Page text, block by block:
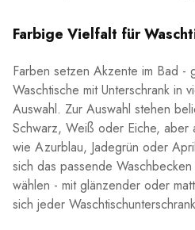
Farbige Vielfalt für
Farben setzen Akzente im Bad -
Waschtische mit Unterschrank in
Auswahl. Zur Auswahl stehen
Schwarz, Weiß oder Eiche, aber
wie Azurblau, Jadegrün oder
sich das passende
wählen - mit glänzender oder
sich jeder